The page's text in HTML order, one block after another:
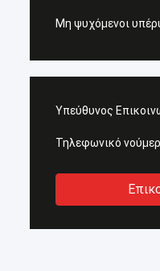
Μη ψυχόμενοι
Υπεύθυνος
Τηλεφωνικό